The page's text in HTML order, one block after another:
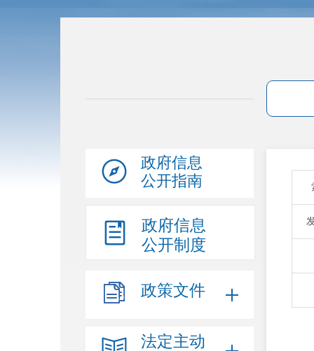
政府信息
公开指南
政府信息
公开制度
政策文件
法定主动